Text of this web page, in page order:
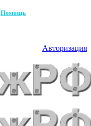
Помощь
Авторизация